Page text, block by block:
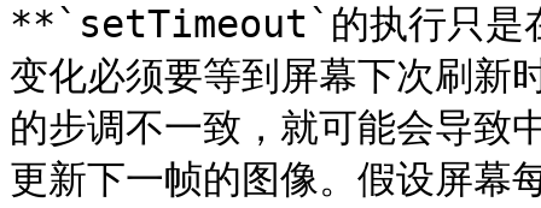
**`setTimeout`的执行只是
变化必须要等到屏幕下次刷新
的步调不一致，就可能会导致
更新下一帧的图像。假设屏幕